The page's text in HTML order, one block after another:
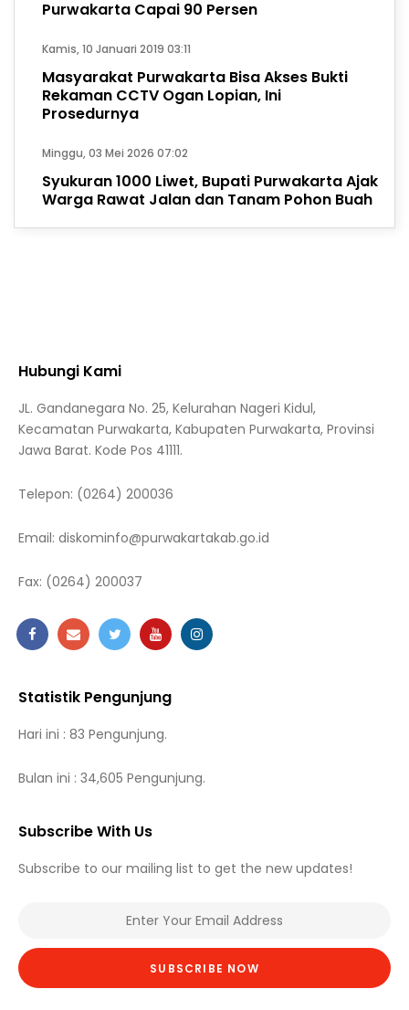
Purwakarta Capai 90 Persen
Kamis, 10 Januari 2019 03:11
Masyarakat Purwakarta Bisa Akses Bukti
Rekaman CCTV Ogan Lopian, Ini
Prosedurnya
Minggu, 03 Mei 2026 07:02
Syukuran 1000 Liwet, Bupati Purwakarta Ajak
Warga Rawat Jalan dan Tanam Pohon Buah
Hubungi Kami
JL. Gandanegara No. 25, Kelurahan Nageri Kidul,
Kecamatan Purwakarta, Kabupaten Purwakarta, Provinsi
Jawa Barat. Kode Pos 41111.
Telepon: (0264) 200036
Email: diskominfo@purwakartakab.go.id
Fax: (0264) 200037
Statistik Pengunjung
Hari ini : 83 Pengunjung.
Bulan ini : 34,605 Pengunjung.
Subscribe With Us
Subscribe to our mailing list to get the new updates!
SUBSCRIBE NOW